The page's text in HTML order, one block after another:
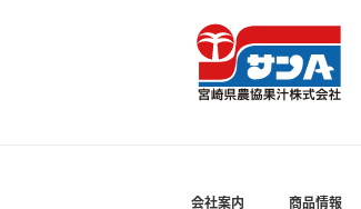
会社案内 商品情報